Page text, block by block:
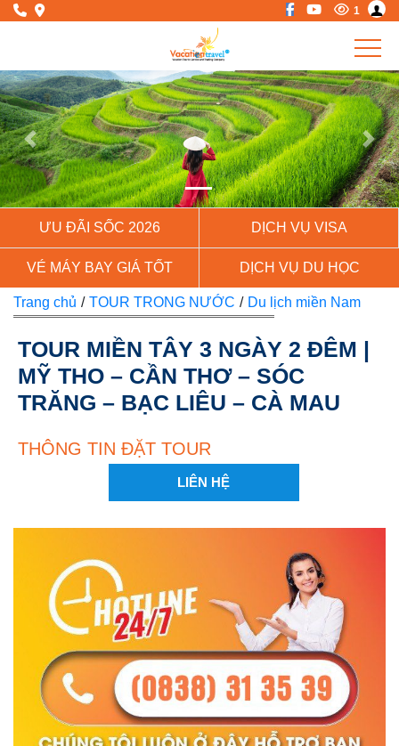
1
Previous Next
ƯU ĐÃI SỐC 2026 DỊCH VỤ VISA
VÉ MÁY BAY GIÁ TỐT DỊCH VỤ DU HỌC
Trang chủ / TOUR TRONG NƯỚC / Du lịch miền Nam
TOUR MIỀN TÂY 3 NGÀY 2 ĐÊM |
MỸ THO – CẦN THƠ – SÓC
TRĂNG – BẠC LIÊU – CÀ MAU
THÔNG TIN ĐẶT TOUR